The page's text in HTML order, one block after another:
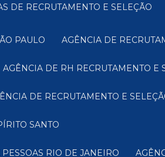
DE RECRUTAMENTO E SELEÇÃO
PAULO AGÊNCIA DE
AGÊNCIA DE RH RECRUTAMENTO
DE RECRUTAMENTO E
SANTO
RIO DE JANEIRO